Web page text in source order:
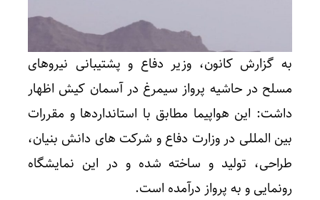
به گزارش کانون، وزیر دفاع و پشتیبانی نیروهای
مسلح در حاشیه پرواز سیمرغ در آسمان کیش اظهار
داشت: این هواپیما مطابق با استانداردها و مقررات
بین المللی در وزارت دفاع و شرکت های دانش بنیان،
طراحی، تولید و ساخته شده و در این نمایشگاه
رونمایی و به پرواز درآمده است.